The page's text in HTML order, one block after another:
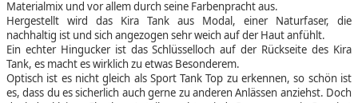
Materialmix und vor allem durch seine Farbenpracht aus.
Hergestellt wird das Kira Tank aus Modal, einer Naturfaser, die
nachhaltig ist und sich angezogen sehr weich auf der Haut anfühlt.
Ein echter Hingucker ist das Schlüsselloch auf der Rückseite des Kira
Tank, es macht es wirklich zu etwas Besonderem.
Optisch ist es nicht gleich als Sport Tank Top zu erkennen, so schön ist
es, dass du es sicherlich auch gerne zu anderen Anlässen anziehst. Doch